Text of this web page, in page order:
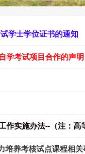
学士学位证书的通知
学考试项目合作的声明
培养考核试点课程相关